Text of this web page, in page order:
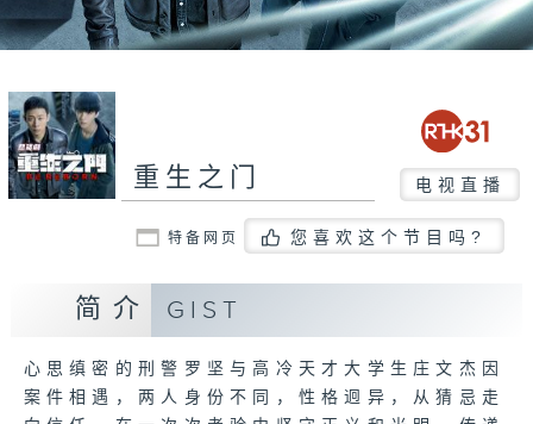
重生之门 电视直播
特备网页 您喜欢这个节目吗?
简介 GIST
心思缜密的刑警罗坚与高冷天才大学生庄文杰因
案件相遇，两人身份不同，性格迥异，从猜忌走